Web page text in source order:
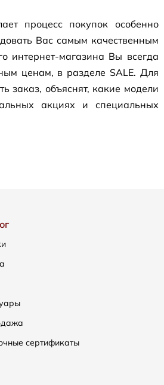
процесс покупок особенно
Вас самым качественным
интернет-магазина Вы всегда
ценам, в разделе SALE. Для
заказ, объяснят, какие модели
акциях и специальных
сертификаты